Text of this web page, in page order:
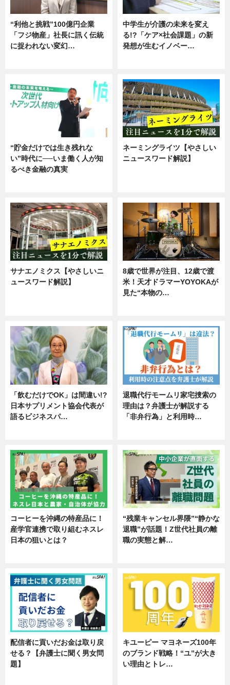
“利他と挑戦”100億円企業
「フジ物産」社長に訊く伝統
に捉われない変幻…
中学生が介護の未来を変え
る!?「ケア×社会課題」の新
発想が生むイノベー…
“貯金だけでは生き残れな
い”時代に──いま働く人が知
るべき金融の真実
ネーミングライツ【やさしい
ニュースワード解説】
サナエノミクス【やさしいニ
ュースワード解説】
8歳で世界が注目、12歳で渡
米！天才ドラマーYOYOKAが
見た“本物の…
「飲むだけでOK」は間違い!?
日本サプリメント協会代表が
語るビジネスパ…
退職代行モームリ家宅捜索の
理由は？弁護士が解説する
「非弁行為」と利用時…
コーヒーを沖縄の特産品に！
産学官連携で取り組むネスレ
日本の狙いとは？
“残業キャンセル界隈”“静かな
退職”が話題！Z世代社員の離
職の実態と解…
配信者に貢いだお金は取り戻
せる？【弁護士に聞く男女問
題】
キユーピー マヨネーズ100年
のブランド戦略！“ユ”が大き
い理由とトレ…